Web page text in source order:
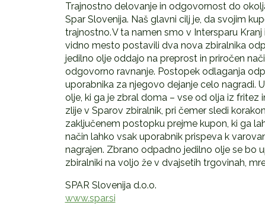
Trajnostno delovanje in odgovornost do
Spar Slovenija. Naš glavni cilj je, da svojim
trajnostno. V ta namen smo v Intersparu
vidno mesto postavili dva nova zbiralnika
jedilno olje oddajo na preprost in priročen
odgovorno ravnanje. Postopek odlaganja
uporabnika za njegovo dejanje celo nagradi.
olje, ki ga je zbral doma – vse od olja iz fritez
zlije v Sparov zbiralnik, pri čemer sledi
zaključenem postopku prejme kupon, ki ga
način lahko vsak uporabnik prispeva k
nagrajen. Zbrano odpadno jedilno olje se bo
zbiralniki na voljo že v dvajsetih trgovinah,
SPAR Slovenija d.o.o.
www.spar.si